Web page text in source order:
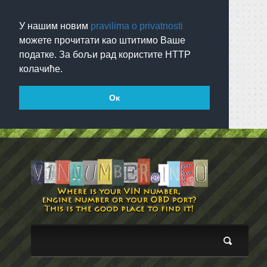
У нашим новим pravilima o privatnosti
можете прочитати као штитимо Ваше
податке. За бољи рад користите HTTP
колачиће.
Ок